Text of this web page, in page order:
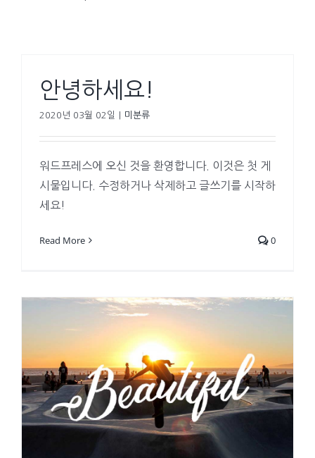
안녕하세요!
2020년 03월 02일 미분류
워드프레스에 오신 것을 환영합니다. 이것은 첫 게
시물입니다. 수정하거나 삭제하고 글쓰기를 시작하
세요!
Read More 0